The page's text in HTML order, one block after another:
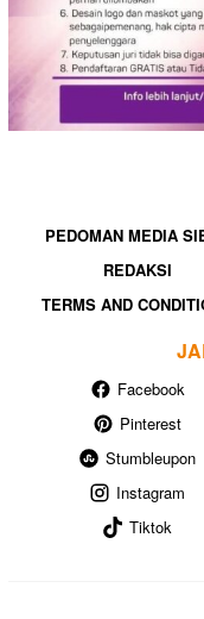
PEDOMAN MEDIA
REDAKSI
TERMS AND
Facebook
Pinterest
Stumbleupon
Instagram
Tiktok